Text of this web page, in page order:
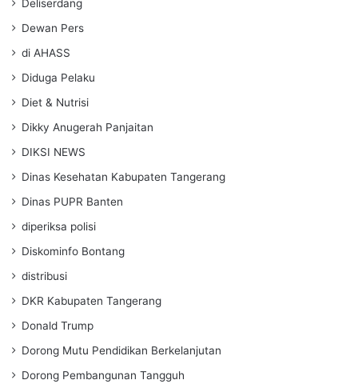
Deliserdang
Dewan Pers
di AHASS
Diduga Pelaku
Diet & Nutrisi
Dikky Anugerah Panjaitan
DIKSI NEWS
Dinas Kesehatan Kabupaten Tangerang
Dinas PUPR Banten
diperiksa polisi
Diskominfo Bontang
distribusi
DKR Kabupaten Tangerang
Donald Trump
Dorong Mutu Pendidikan Berkelanjutan
Dorong Pembangunan Tangguh